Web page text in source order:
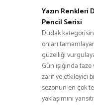
Yazın Renkleri
Pencil Serisi
Dudak
onları
güzelliği
Gün ışığında
zarif ve etkileyici
sezonun en çok
yaklaşımını